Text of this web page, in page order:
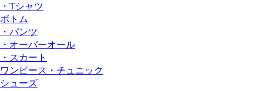
・Tシャツ
ボトム
・パンツ
・オーバーオール
・スカート
ワンピース・チュニック
シューズ